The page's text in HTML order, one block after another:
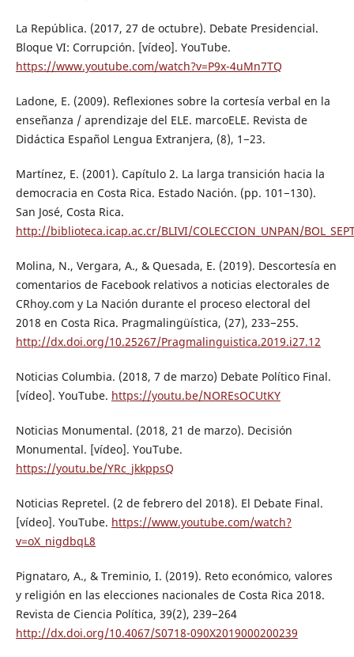
La República. (2017, 27 de octubre). Debate Presidencial.
Bloque VI: Corrupción. [vídeo]. YouTube.
https://www.youtube.com/watch?v=P9x-4uMn7TQ
Ladone, E. (2009). Reflexiones sobre la cortesía verbal en la
enseñanza / aprendizaje del ELE. marcoELE. Revista de
Didáctica Español Lengua Extranjera, (8), 1−23.
Martínez, E. (2001). Capítulo 2. La larga transición hacia la
democracia en Costa Rica. Estado Nación. (pp. 101−130).
San José, Costa Rica.
http://biblioteca.icap.ac.cr/BLIVI/COLECCION_UNPAN/
Molina, N., Vergara, A., & Quesada, E. (2019). Descortesía en
comentarios de Facebook relativos a noticias electorales de
CRhoy.com y La Nación durante el proceso electoral del
2018 en Costa Rica. Pragmalingüística, (27), 233−255.
http://dx.doi.org/10.25267/Pragmalinguistica.2019.i27.12
Noticias Columbia. (2018, 7 de marzo) Debate Político Final.
[vídeo]. YouTube. https://youtu.be/NOREsOCUtKY
Noticias Monumental. (2018, 21 de marzo). Decisión
Monumental. [vídeo]. YouTube.
https://youtu.be/YRc_jkkppsQ
Noticias Repretel. (2 de febrero del 2018). El Debate Final.
[vídeo]. YouTube. https://www.youtube.com/watch?
v=oX_nigdbqL8
Pignataro, A., & Treminio, I. (2019). Reto económico, valores
y religión en las elecciones nacionales de Costa Rica 2018.
Revista de Ciencia Política, 39(2), 239−264
http://dx.doi.org/10.4067/S0718-090X2019000200239